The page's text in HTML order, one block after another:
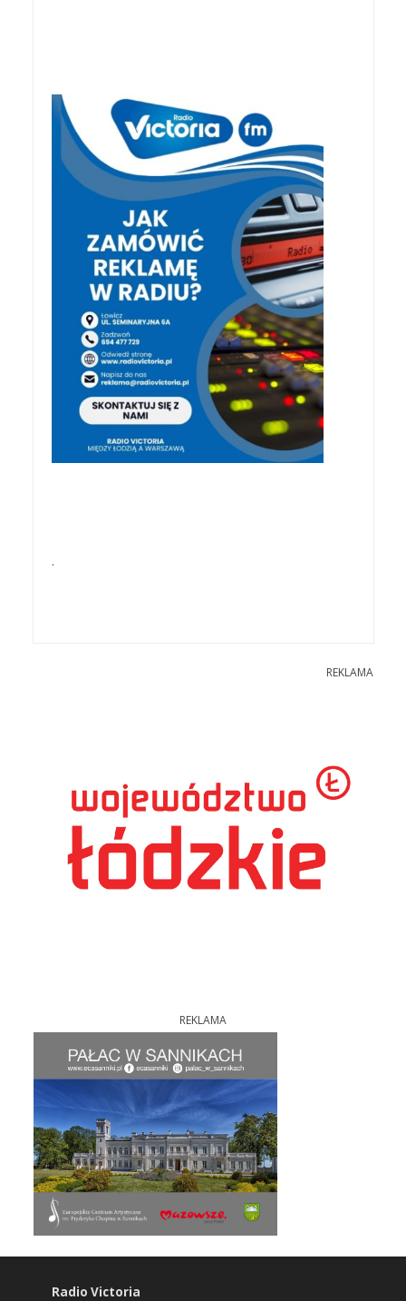
.
REKLAMA
REKLAMA
Radio Victoria